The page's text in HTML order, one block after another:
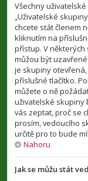
Všechny
„Uživatelské
chcete stát členem
kliknutím na
přístup. V některých
můžou být
je skupiny
příslušné tlačítko.
můžete o ně
uživatelské skupiny
vás zeptat, proč se
prosím, vedoucího
určitě pro to bude
Nahoru
Jak se můžu stát